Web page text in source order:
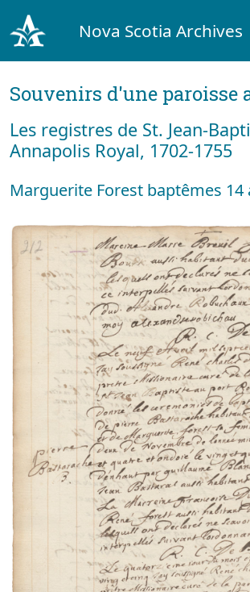
Nova Scotia Archives
Souvenirs d'une paroisse
Les registres de St. Jean-
Annapolis Royal, 1702-1755
Marguerite Forest baptêmes 14